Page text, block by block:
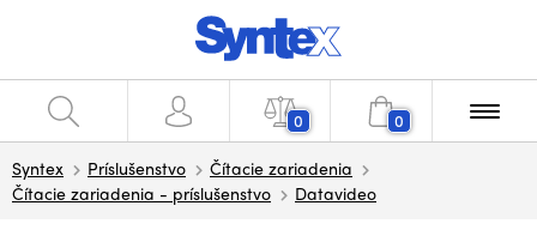
0 0
Syntex Príslušenstvo
Čítacie zariadenia
Čítacie zariadenia - príslušenstvo
Datavideo